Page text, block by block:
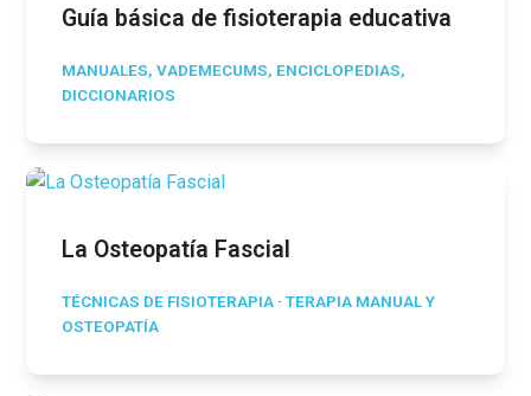
Guía básica de fisioterapia educativa
MANUALES, VADEMECUMS, ENCICLOPEDIAS,
DICCIONARIOS
La Osteopatía Fascial
TÉCNICAS DE FISIOTERAPIA ·TERAPIA MANUAL Y
OSTEOPATÍA